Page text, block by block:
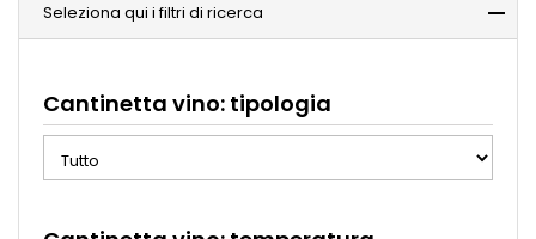
Seleziona qui i filtri di ricerca
Cantinetta vino: tipologia